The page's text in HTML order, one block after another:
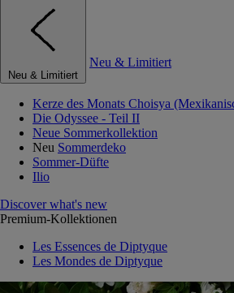
Neu & Limitiert
Neu & Limitiert
Kerze des Monats Choisya
Die Odyssee - Teil II
Neue Sommerkollektion
Neu Sommerdeko
Sommer-Düfte
Ilio
Discover what's new
Premium-Kollektionen
Les Essences de Diptyque
Les Mondes de Diptyque